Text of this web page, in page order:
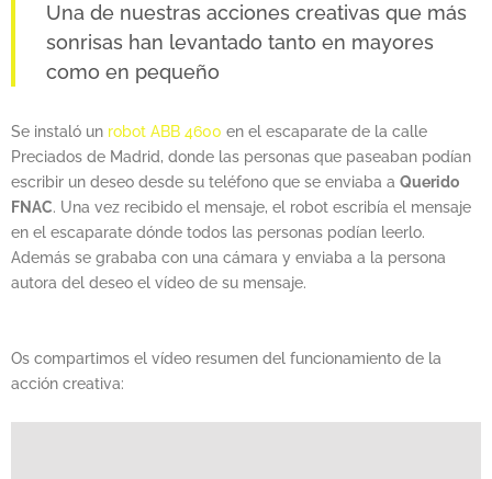
Una de nuestras acciones creativas que más
sonrisas han levantado tanto en mayores
como en pequeño
Se instaló un robot ABB 4600 en el escaparate de la calle
Preciados de Madrid, donde las personas que paseaban podían
escribir un deseo desde su teléfono que se enviaba a Querido
FNAC. Una vez recibido el mensaje, el robot escribía el mensaje
en el escaparate dónde todos las personas podían leerlo.
Además se grababa con una cámara y enviaba a la persona
autora del deseo el vídeo de su mensaje.
Os compartimos el vídeo resumen del funcionamiento de la
acción creativa: